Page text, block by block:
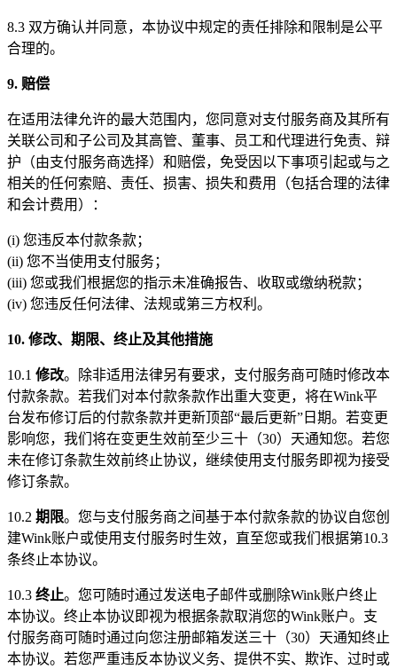
8.3 双方确认并同意，本协议中规定的责任排除和限制是公平
合理的。
9. 赔偿
在适用法律允许的最大范围内，您同意对支付服务商及其所有
关联公司和子公司及其高管、董事、员工和代理进行免责、辩
护（由支付服务商选择）和赔偿，免受因以下事项引起或与之
相关的任何索赔、责任、损害、损失和费用（包括合理的法律
和会计费用）：
(i) 您违反本付款条款；
(ii) 您不当使用支付服务；
(iii) 您或我们根据您的指示未准确报告、收取或缴纳税款；
(iv) 您违反任何法律、法规或第三方权利。
10. 修改、期限、终止及其他措施
10.1 修改。除非适用法律另有要求，支付服务商可随时修改本
付款条款。若我们对本付款条款作出重大变更，将在Wink平
台发布修订后的付款条款并更新顶部“最后更新”日期。若变更
影响您，我们将在变更生效前至少三十（30）天通知您。若您
未在修订条款生效前终止协议，继续使用支付服务即视为接受
修订条款。
10.2 期限。您与支付服务商之间基于本付款条款的协议自您创
建Wink账户或使用支付服务时生效，直至您或我们根据第10.3
条终止本协议。
10.3 终止。您可随时通过发送电子邮件或删除Wink账户终止
本协议。终止本协议即视为根据条款取消您的Wink账户。支
付服务商可随时通过向您注册邮箱发送三十（30）天通知终止
本协议。若您严重违反本协议义务、提供不实、欺诈、过时或